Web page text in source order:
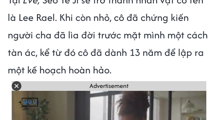
là Lee Rael. Khi còn nhỏ, cô đã chứng kiến
người cha đã lìa đời trước mặt mình một cách
tàn ác, kể từ đó cô đã dành 13 năm để lập ra
một kế hoạch hoàn hảo.
Advertisement